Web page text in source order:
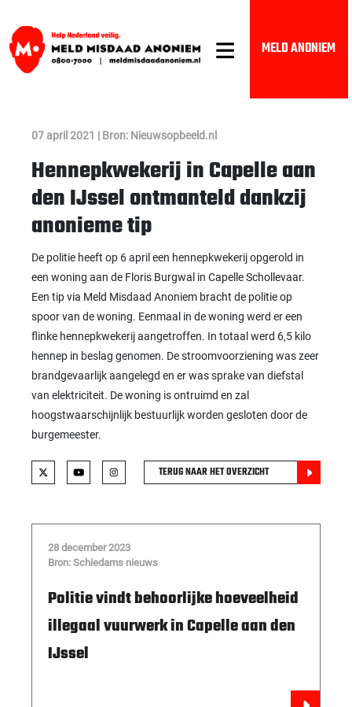
MELD ANONIEM
07 april 2021 | Bron: Nieuwsopbeeld.nl
Hennepkwekerij in Capelle aan
den IJssel ontmanteld dankzij
anonieme tip
De politie heeft op 6 april een hennepkwekerij opgerold in
een woning aan de Floris Burgwal in Capelle Schollevaar.
Een tip via Meld Misdaad Anoniem bracht de politie op
spoor van de woning. Eenmaal in de woning werd er een
flinke hennepkwekerij aangetroffen. In totaal werd 6,5 kilo
hennep in beslag genomen. De stroomvoorziening was zeer
brandgevaarlijk aangelegd en er was sprake van diefstal
van elektriciteit. De woning is ontruimd en zal
hoogstwaarschijnlijk bestuurlijk worden gesloten door de
burgemeester.
TERUG NAAR HET OVERZICHT
28 december 2023
Bron: Schiedams nieuws
Politie vindt behoorlijke hoeveelheid
illegaal vuurwerk in Capelle aan den
IJssel